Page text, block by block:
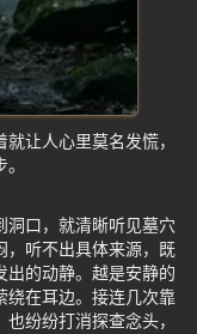
让人心里莫名发慌，
洞口，就清晰听见墓穴
，听不出具体来源，既
出的动静。越是安静的
绕在耳边。接连几次靠
纷纷打消探查念头，